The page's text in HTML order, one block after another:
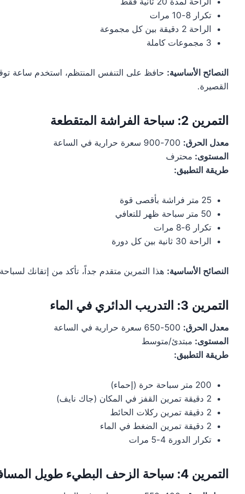
تكرار 8-10 مرات
الراحة 2 دقيقة بين كل مجموعة
3 مجموعات كاملة
النصائح الأساسية: حافظ على التنفس المنتظم، استخدم ساعة
القصيرة.
التمرين 2: سباحة الفراشة المتقطعة
معدل الحرق:
المستوى: محترف
طريقة التطبيق:
25 متر فراشة بأقصى قوة
50 متر سباحة ظهر للتعافي
تكرار 6-8 مرات
الراحة 30 ثانية بين كل دورة
النصائح الأساسية: هذا التمرين متقدم جداً، تأكد من إتقانك
التمرين 3: التدريب الدائري في الماء
معدل الحرق:
المستوى: مبتدئ/متوسط
طريقة التطبيق:
200 متر سباحة حرة (إحماء)
2 دقيقة تمرين القفز في المكان (جاك نايف)
2 دقيقة تمرين ركلات الحائط
2 دقيقة تمرين الضغط في الماء
تكرار الدورة 4-5 مرات
التمرين 4: سباحة الزحف البطيء طويل المسافة